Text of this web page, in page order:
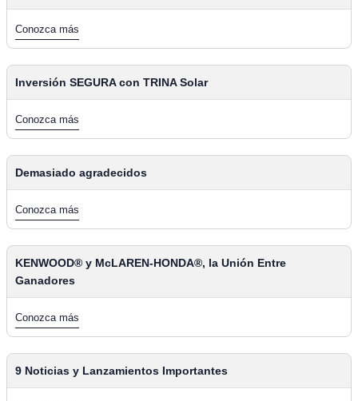
Conozca más
Inversión SEGURA con TRINA Solar
Conozca más
Demasiado agradecidos
Conozca más
KENWOOD® y McLAREN-HONDA®, la Unión Entre
Ganadores
Conozca más
9 Noticias y Lanzamientos Importantes